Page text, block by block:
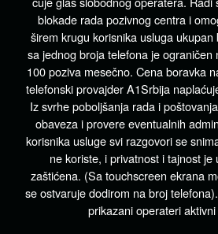
blokade rada pozivnog centra i
širem krugu korisnika usluga
sa jednog broja telefona je ograničen
100 poziva mesečno. Cena boravka
telefonski provajder A1Srbija
Iz svrhe poboljšanja rada i
obaveza i provere eventualnih
korisnika usluge svi razgovori se
ne koriste, i privatnost i tajnost je
zaštićena. (Sa touchscreen ekrana
se ostvaruje dodirom na broj
prikazani operateri